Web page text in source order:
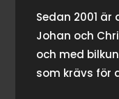
Sedan 2001 är
Johan och
och med
som krävs för